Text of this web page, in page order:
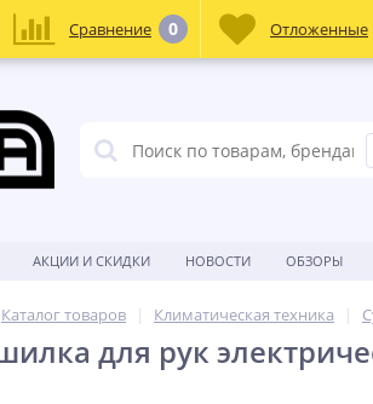
АКЦИИ И СКИДКИ НОВОСТИ ОБЗОРЫ
Каталог товаров Климатическая техника
для рук
Сравнение 0 Отложенные